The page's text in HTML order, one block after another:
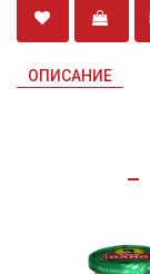
ОПИСАНИЕ